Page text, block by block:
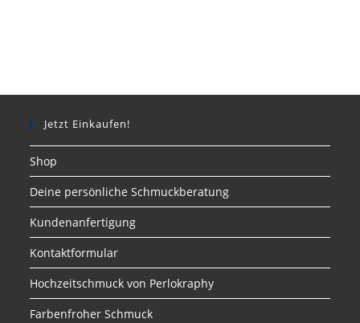
Jetzt Einkaufen!
Shop
Deine persönliche Schmuckberatung
Kundenanfertigung
Kontaktformular
Hochzeitschmuck von Perlokraphy
Farbenfroher Schmuck